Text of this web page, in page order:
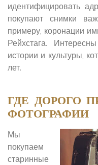
идентифицировать
покупают снимки
примеру, коронации
Рейхстага.
истории и культуры,
лет.
ГДЕ ДОРОГО
ФОТОГРАФИИ
Мы
покупаем
старинные